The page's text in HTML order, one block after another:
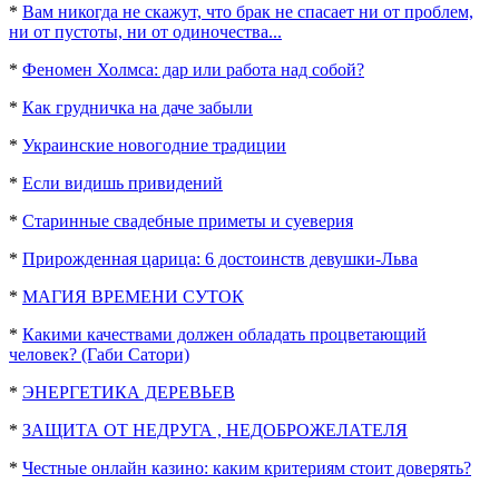
* Вам никогда не скажут, что брак не спасает ни от проблем,
ни от пустоты, ни от одиночества...
* Феномен Холмса: дар или работа над собой?
* Как грудничка на даче забыли
* Украинские новогодние традиции
* Если видишь привидений
* Старинные свадебные приметы и суеверия
* Прирожденная царица: 6 достоинств девушки-Льва
* МАГИЯ ВРЕМЕНИ СУТОК
* Какими качествами должен обладать процветающий
человек? (Габи Сатори)
* ЭНЕРГЕТИКА ДЕРЕВЬЕВ
* ЗАЩИТА ОТ НЕДРУГА , НЕДОБРОЖЕЛАТЕЛЯ
* Честные онлайн казино: каким критериям стоит доверять?